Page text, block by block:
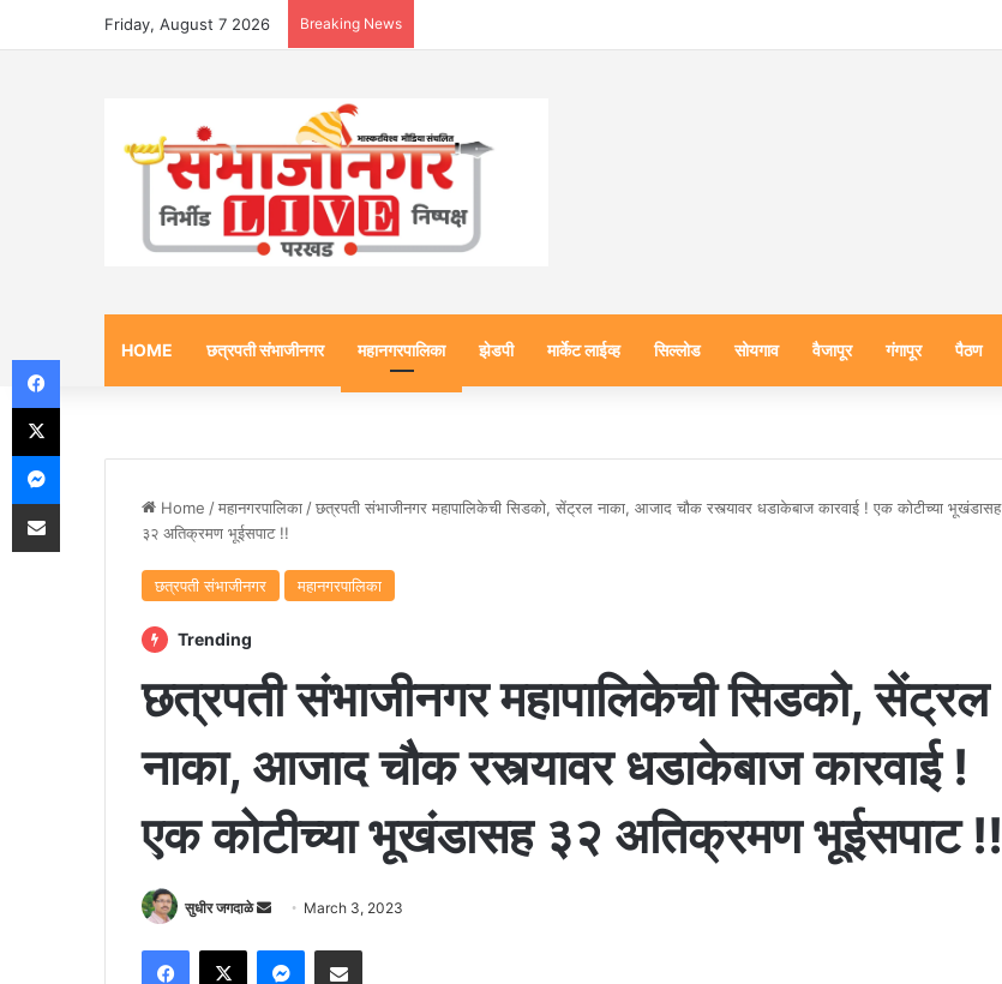
Friday, August 7 2026 Breaking News
HOME छत्रपती संभाजीनगर महानगरपालिका झेडपी मार्केट लाईव्ह सिल्लोड सोयगाव वैजापूर गंगापूर पैठण
Home /महानगरपालिका /छत्रपती संभाजीनगर महापालिकेची सिडको, सेंट्रल नाका, आजाद चौक रस्त्यावर धडाकेबाज कारवाई ! एक कोटीच्या भूखंडासह
३२ अतिक्रमण भूईसपाट !!
छत्रपती संभाजीनगर महानगरपालिका
Trending
छत्रपती संभाजीनगर महापालिकेची सिडको, सेंट्रल
नाका, आजाद चौक रस्त्यावर धडाकेबाज कारवाई !
एक कोटीच्या भूखंडासह ३२ अतिक्रमण भूईसपाट !!
सुधीर जगदाळे
Send
email
March 3, 2023
Facebook
X Messenger
Share via Email
Facebook
X
Messenger
Share via Email